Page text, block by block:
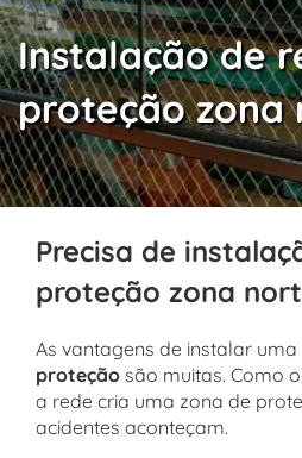
Instalação de
proteção zona
Precisa de
proteção zona
As vantagens de instalar uma
proteção são muitas. Como
a rede cria uma zona de
acidentes aconteçam.